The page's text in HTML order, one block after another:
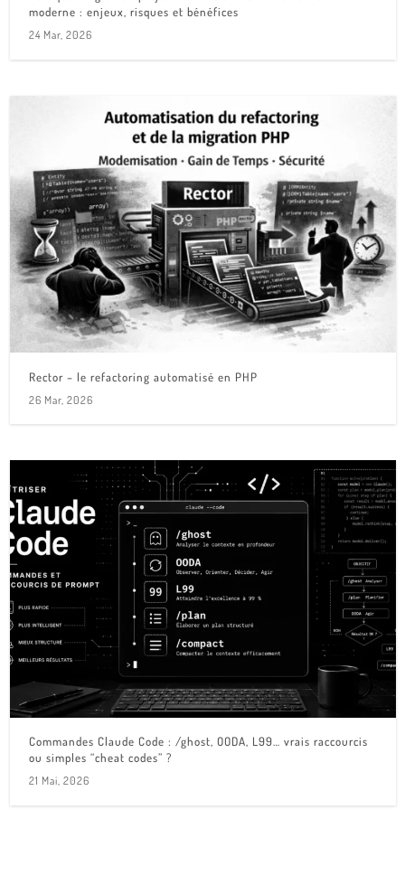
moderne : enjeux, risques et bénéfices
24 Mar, 2026
Rector – le refactoring automatisé en PHP
26 Mar, 2026
Commandes Claude Code : /ghost, OODA, L99… vrais raccourcis
ou simples “cheat codes” ?
21 Mai, 2026